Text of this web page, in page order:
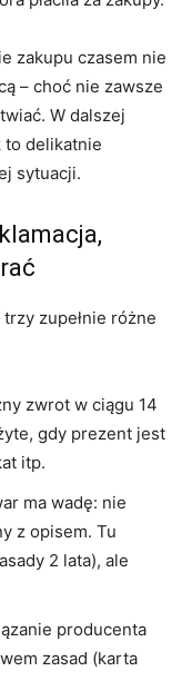
zakupu czasem nie
– choć nie zawsze
W dalszej
to delikatnie
sytuacji.
zupełnie różne
zwrot w ciągu 14
gdy prezent jest
itp.
ma wadę: nie
z opisem. Tu
2 lata), ale
producenta
zasad (karta